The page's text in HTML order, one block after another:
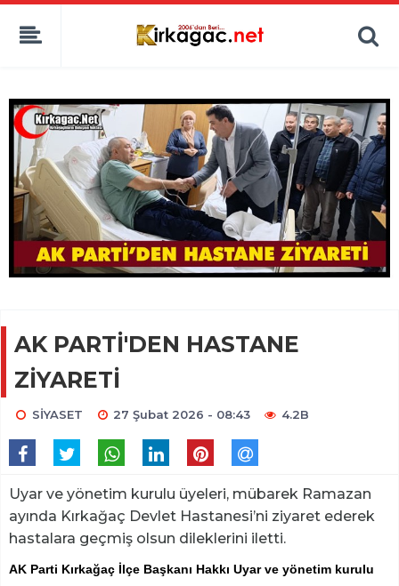
AK PARTİ'DEN HASTANE
ZİYARETİ
SİYASET 27 Şubat 2026 - 08:43 4.2B
Uyar ve yönetim kurulu üyeleri, mübarek Ramazan
ayında Kırkağaç Devlet Hastanesi’ni ziyaret ederek
hastalara geçmiş olsun dileklerini iletti.
AK Parti Kırkağaç İlçe Başkanı Hakkı Uyar ve yönetim kurulu